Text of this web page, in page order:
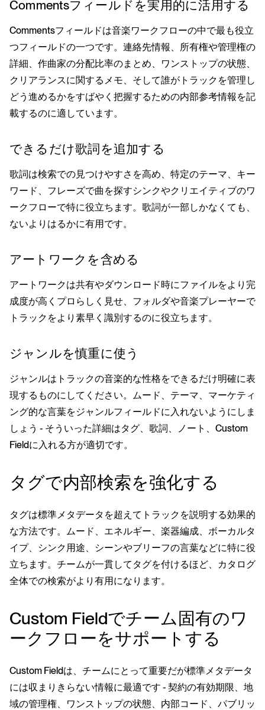
Commentsフィールドを実用的に活用する
Commentsフィールドは音楽ワークフローの中で最も役立
つフィールドの一つです。連絡先情報、所有権や管理権の
詳細、作曲家の分配比率のまとめ、ワンストップの状態、
クリアランスに関するメモ、そして誰がトラックを管理し
どう進めるかをすばやく把握するための内部参考情報を記
載するのに適しています。
できるだけ歌詞を追加する
歌詞は検索での見つけやすさを高め、特定のテーマ、キー
ワード、フレーズで曲を探すシンクやクリエイティブのワ
ークフローで特に役立ちます。歌詞が一部しかなくても、
ないよりはるかに有用です。
アートワークを含める
アートワークは共有やダウンロード時にファイルをより完
成度が高くプロらしく見せ、フォルダや音楽プレーヤーで
トラックをより素早く識別するのに役立ちます。
ジャンルを慎重に使う
ジャンルはトラックの音楽的な性格をできるだけ明確に表
現するものにしてください。ムード、テーマ、マーケティ
ング的な言葉をジャンルフィールドに入れないようにしま
しょう - そういった詳細はタグ、歌詞、ノート、Custom
Fieldに入れる方が適切です。
タグで内部検索を強化する
タグは標準メタデータを超えてトラックを説明する効果的
な方法です。ムード、エネルギー、楽器編成、ボーカルタ
イプ、シンク用途、シーンやブリーフの言葉などに特に役
立ちます。チームが一貫してタグを付けるほど、カタログ
全体での検索がより有用になります。
Custom Fieldでチーム固有のワ
ークフローをサポートする
Custom Fieldは、チームにとって重要だが標準メタデータ
には収まりきらない情報に最適です - 契約の有効期限、地
域の管理権、ワンストップの状態、内部コード、パブリッ